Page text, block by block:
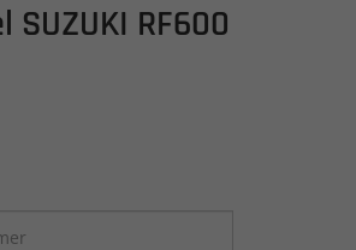
SUZUKI RF600